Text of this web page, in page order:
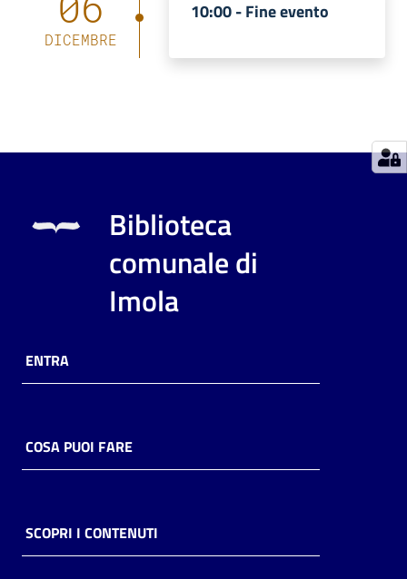
Catalogo
DICEMBRE
10:00 -Fine evento
Biblioteca
comunale di
Imola
ENTRA
COSA PUOI FARE
SCOPRI I CONTENUTI